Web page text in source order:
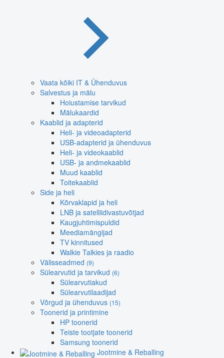
Vaata kõiki IT & Ühenduvus
Salvestus ja mälu
Hoiustamise tarvikud
Mälukaardid
Kaablid ja adapterid
Heli- ja videoadapterid
USB-adapterid ja ühenduvus
Heli- ja videokaablid
USB- ja andmekaablid
Muud kaablid
Toitekaablid
Side ja heli
Kõrvaklapid ja heli
LNB ja satelliidivastuvõtjad
Kaugjuhtimispuldid
Meediamängijad
TV kinnitused
Walkie Talkies ja raadio
Välisseadmed (9)
Sülearvutid ja tarvikud (6)
Sülearvutiakud
Sülearvutilaadijad
Võrgud ja ühenduvus (15)
Toonerid ja printimine
HP toonerid
Teiste tootjate toonerid
Samsung toonerid
Jootmine & Reballing